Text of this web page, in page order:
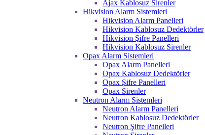
Ajax Kablosuz Sirenler
Hikvision Alarm Sistemleri
Hikvision Alarm Panelleri
Hikvision Kablosuz Dedektörler
Hikvision Şifre Panelleri
Hikvision Kablosuz Sirenler
Opax Alarm Sistemleri
Opax Alarm Panelleri
Opax Kablosuz Dedektörler
Opax Şifre Panelleri
Opax Sirenler
Neutron Alarm Sistemleri
Neutron Alarm Panelleri
Neutron Kablosuz Dedektörler
Neutron Şifre Panelleri